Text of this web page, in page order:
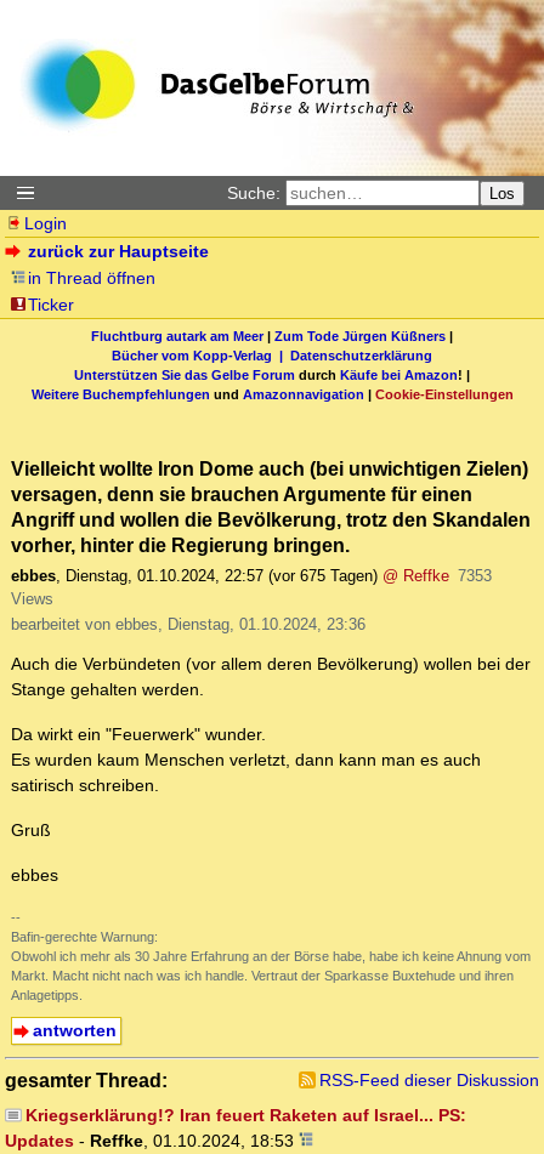
Suche: Los
Login
zurück zur Hauptseite
in Thread öffnen
Ticker
Fluchtburg autark am Meer| Zum Tode Jürgen Küßners |
Bücher vom Kopp-Verlag | Datenschutzerklärung
Unterstützen Sie das Gelbe Forum durch Käufe bei Amazon! |
Weitere Buchempfehlungen und Amazonnavigation | Cookie-Einstellungen
Vielleicht wollte Iron Dome auch (bei unwichtigen Zielen)
versagen, denn sie brauchen Argumente für einen
Angriff und wollen die Bevölkerung, trotz den Skandalen
vorher, hinter die Regierung bringen.
ebbes, Dienstag, 01.10.2024, 22:57 (vor 675 Tagen) @ Reffke 7353
Views
bearbeitet von ebbes, Dienstag, 01.10.2024, 23:36
Auch die Verbündeten (vor allem deren Bevölkerung) wollen bei der
Stange gehalten werden.
Da wirkt ein "Feuerwerk" wunder.
Es wurden kaum Menschen verletzt, dann kann man es auch
satirisch schreiben.
Gruß
ebbes
--
Bafin-gerechte Warnung:
Obwohl ich mehr als 30 Jahre Erfahrung an der Börse habe, habe ich keine Ahnung vom
Markt. Macht nicht nach was ich handle. Vertraut der Sparkasse Buxtehude und ihren
Anlagetipps.
antworten
gesamter Thread:
RSS-Feed dieser Diskussion
Kriegserklärung!? Iran feuert Raketen auf Israel... PS:
Updates - Reffke, 01.10.2024, 18:53